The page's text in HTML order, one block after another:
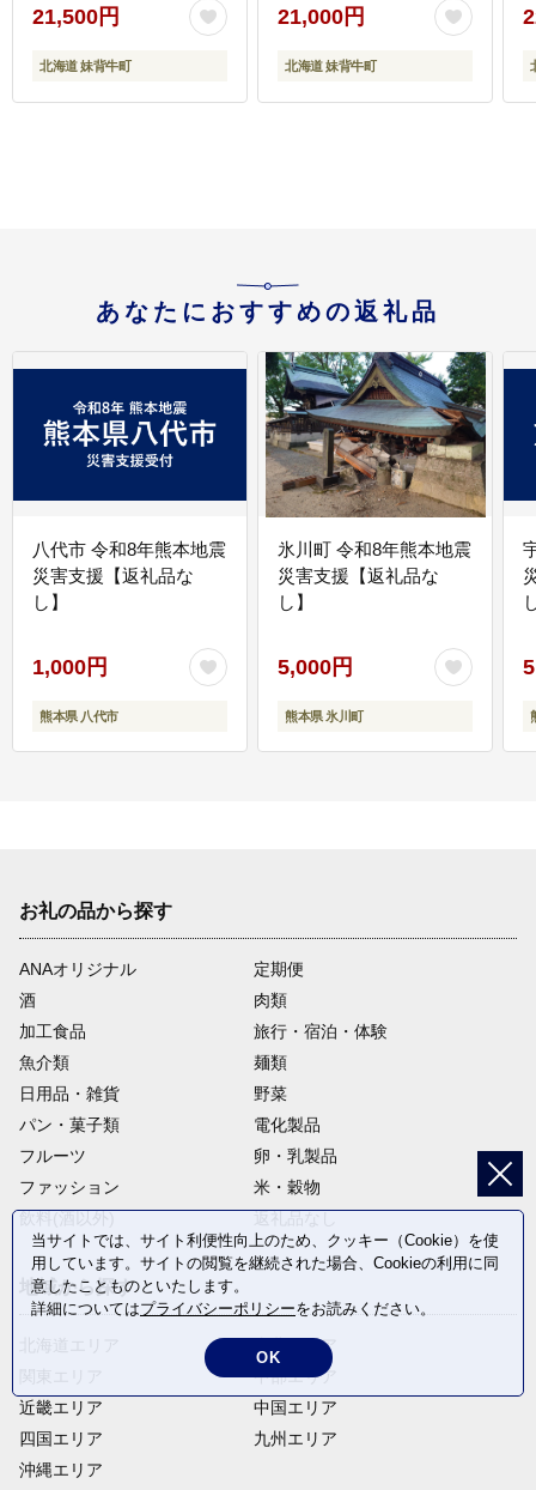
21,500円
北海道 妹背牛町
21,000円
北海道 妹背牛町
あなたにおすすめの返礼品
八代市 令和8年熊本地震
災害支援【返礼品な
し】
1,000円
熊本県 八代市
氷川町 令和8年熊本地震
災害支援【返礼品な
し】
5,000円
熊本県 氷川町
お礼の品から探す
ANAオリジナル
定期便
酒
肉類
加工食品
旅行・宿泊・体験
魚介類
麺類
日用品・雑貨
野菜
パン・菓子類
電化製品
フルーツ
卵・乳製品
ファッション
米・穀物
地域から探す
近畿エリア
四国エリア
沖縄エリア
東北エリア
中部エリア
中国エリア
九州エリア
当サイトでは、サイト利便性向上のため、クッキー（Cookie）を使
用しています。サイトの閲覧を継続された場合、Cookieの利用に同
意したことものといたします。
詳細についてはプライバシーポリシーをお読みください。
OK